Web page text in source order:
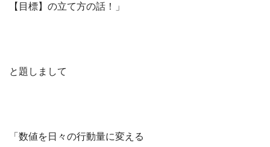
【目標】の立て方の話！」
と題しまして
「数値を日々の行動量に変える